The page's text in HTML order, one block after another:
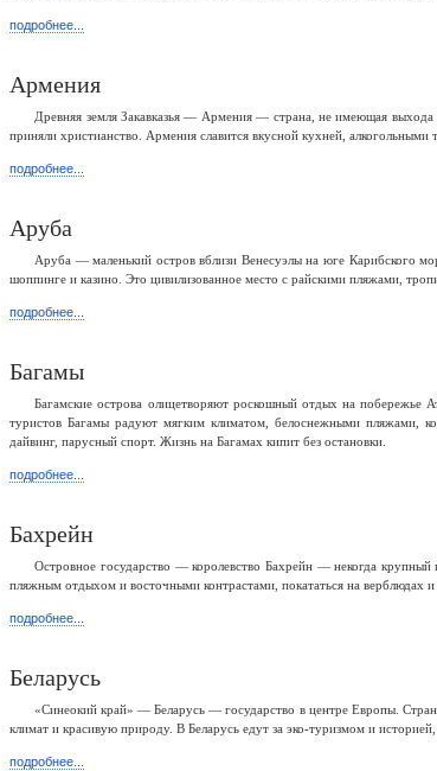
подробнее...
Армения
Древняя земля Закавказья — Армения — страна, не имеющая
приняли христианство. Армения славится вкусной кухней,
подробнее...
Аруба
Аруба — маленький остров вблизи Венесуэлы на юге Карибского
шоппинге и казино. Это цивилизованное место с райскими пляжами,
подробнее...
Багамы
Багамские острова олицетворяют роскошный отдых на побережье
туристов Багамы радуют мягким климатом, белоснежными
дайвинг, парусный спорт. Жизнь на Багамах кипит без остановки.
подробнее...
Бахрейн
Островное государство — королевство Бахрейн — некогда крупный
пляжным отдыхом и восточными контрастами, покататься на верблюдах
подробнее...
Беларусь
«Синеокий край» — Беларусь — государство в центре Европы.
климат и красивую природу. В Беларусь едут за эко-туризмом и
подробнее...